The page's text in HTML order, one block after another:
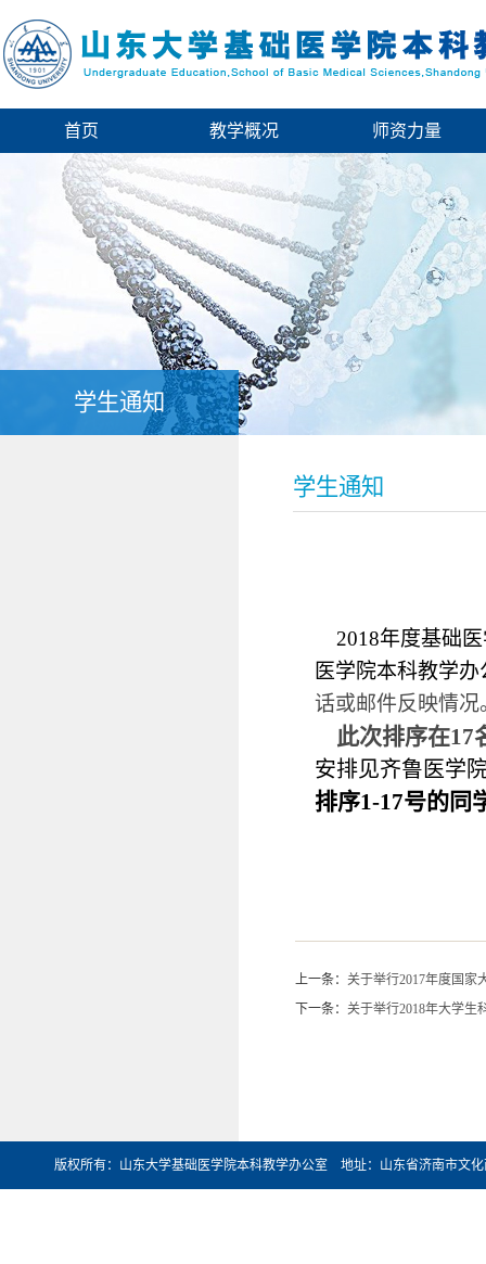
首页 教学概况 师资力量
学生通知
学生通知
2018年度基础
医学院本科教学
话或邮件反映情况
此次排序在17
安排见齐鲁医学
排序1-17号的同
上一条： 关于举行2017年度国家
下一条： 关于举行2018年大学生
版权所有：山东大学基础医学院本科教学办公室 地址：山东省济南市文